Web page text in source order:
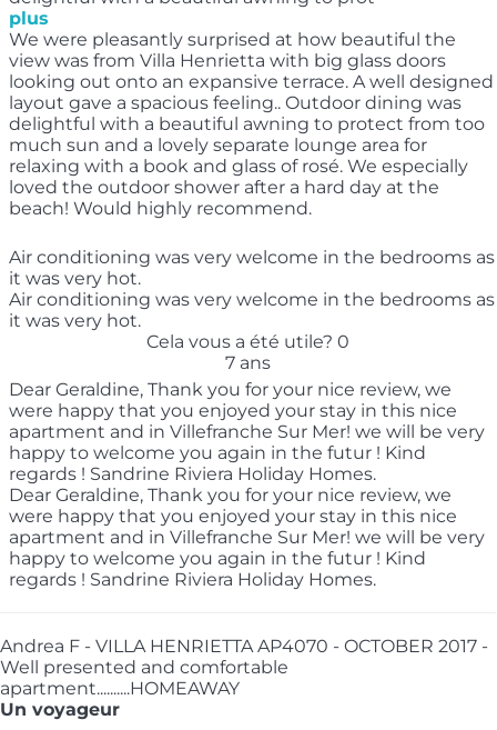
plus
We were pleasantly surprised at how beautiful the
view was from Villa Henrietta with big glass doors
looking out onto an expansive terrace. A well designed
layout gave a spacious feeling.. Outdoor dining was
delightful with a beautiful awning to protect from too
much sun and a lovely separate lounge area for
relaxing with a book and glass of rosé. We especially
loved the outdoor shower after a hard day at the
beach! Would highly recommend.
Air conditioning was very welcome in the bedrooms as
it was very hot.
Air conditioning was very welcome in the bedrooms as
it was very hot.
Cela vous a été utile? 0
7 ans
Dear Geraldine, Thank you for your nice review, we
were happy that you enjoyed your stay in this nice
apartment and in Villefranche Sur Mer! we will be very
happy to welcome you again in the futur ! Kind
regards ! Sandrine Riviera Holiday Homes.
Dear Geraldine, Thank you for your nice review, we
were happy that you enjoyed your stay in this nice
apartment and in Villefranche Sur Mer! we will be very
happy to welcome you again in the futur ! Kind
regards ! Sandrine Riviera Holiday Homes.
Andrea F - VILLA HENRIETTA AP4070 - OCTOBER 2017 -
Well presented and comfortable
apartment..........HOMEAWAY
Un voyageur